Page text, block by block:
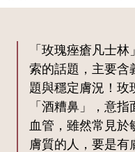
「玫瑰痤瘡凡士
索的話題，主要含
題與穩定膚況！玫
「酒糟鼻」，意
血管，雖然常見於
膚質的人，要是有